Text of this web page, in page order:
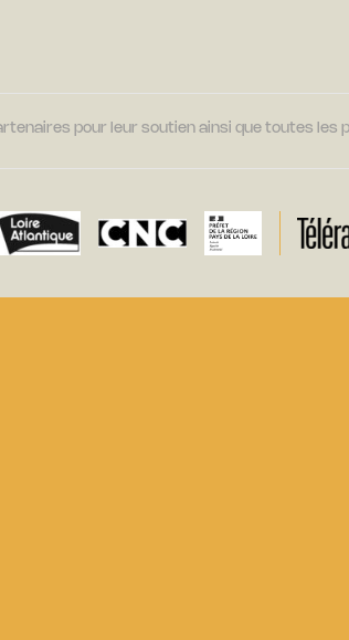
pour leur soutien ainsi que toutes les